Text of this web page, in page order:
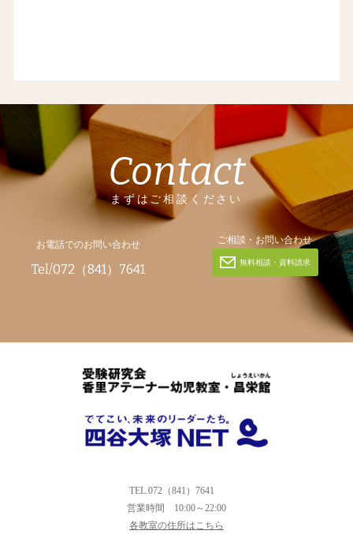
Contact
まずはご相談ください
お電話でのお問い合わせ
Tel/072（841）7641
ご相談・お問い合わせ
無料相談・資料請求
TEL.072（841）7641
営業時間 10:00～22:00
各教室の住所はこちら